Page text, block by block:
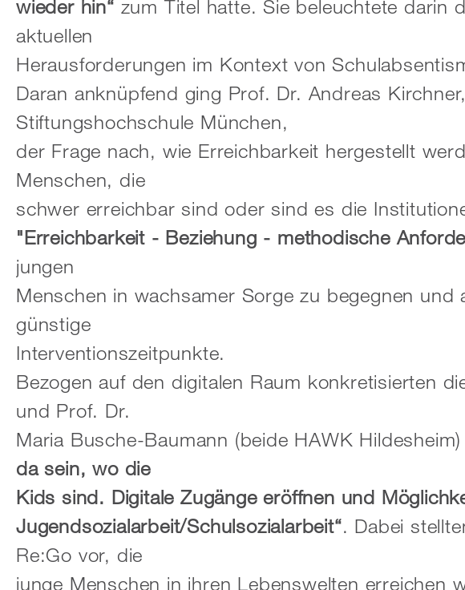
wieder hin“ zum Titel hatte. Sie beleuchtete darin
aktuellen
Herausforderungen im Kontext von
Daran anknüpfend ging Prof. Dr. Andreas
Stiftungshochschule München,
der Frage nach, wie Erreichbarkeit hergestellt
Menschen, die
schwer erreichbar sind oder sind es die
"Erreichbarkeit - Beziehung - methodische
jungen
Menschen in wachsamer Sorge zu begegnen und
günstige
Interventionszeitpunkte.
Bezogen auf den digitalen Raum konkretisierten
und Prof. Dr.
Maria Busche-Baumann (beide HAWK
da sein, wo die
Kids sind. Digitale Zugänge eröffnen und
Jugendsozialarbeit/Schulsozialarbeit“. Dabei
Re:Go vor, die
junge Menschen in ihren Lebenswelten erreichen